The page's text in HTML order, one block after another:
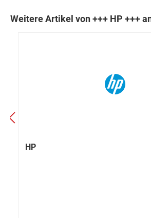
Weitere Artikel von +++ HP +++
HP